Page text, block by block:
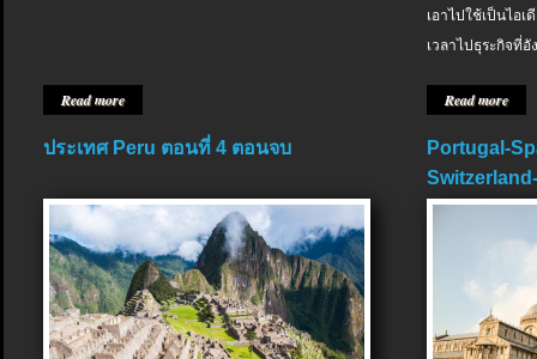
Read more
เอาไปใช้เป็นไอ
เวลาไปธุระกิจที่อั
Read more
ประเทศ Peru ตอนที่ 4 ตอนจบ
Portugal-